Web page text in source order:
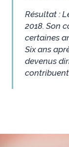
Résultat :
2018. Son
certaines
Six ans
devenus